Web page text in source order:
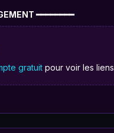
━━━━━━━━
gratuit pour voir les liens